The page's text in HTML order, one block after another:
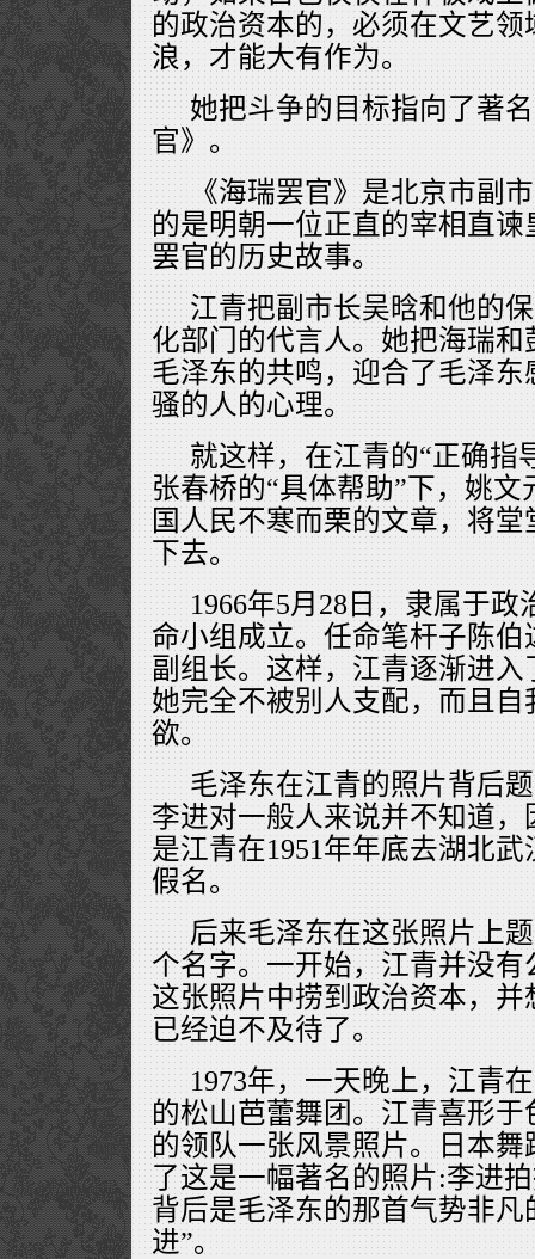
的政治资本的，必须在文艺
浪，才能大有作为。
她把斗争的目标指向了著
官》。
《海瑞罢官》是北京市副
的是明朝一位正直的宰相直
罢官的历史故事。
江青把副市长吴晗和他的
化部门的代言人。她把海瑞
毛泽东的共鸣，迎合了毛泽
骚的人的心理。
就这样，在江青的“正确指
张春桥的“具体帮助”下，姚
国人民不寒而栗的文章，将
下去。
1966年5月28日，隶属于
命小组成立。任命笔杆子陈
副组长。这样，江青逐渐进
她完全不被别人支配，而且
欲。
毛泽东在江青的照片背后
李进对一般人来说并不知道
是江青在1951年年底去湖北
假名。
后来毛泽东在这张照片上
个名字。一开始，江青并没
这张照片中捞到政治资本，
已经迫不及待了。
1973年，一天晚上，江青
的松山芭蕾舞团。江青喜形
的领队一张风景照片。日本
了这是一幅著名的照片:李进
背后是毛泽东的那首气势非凡
进”。